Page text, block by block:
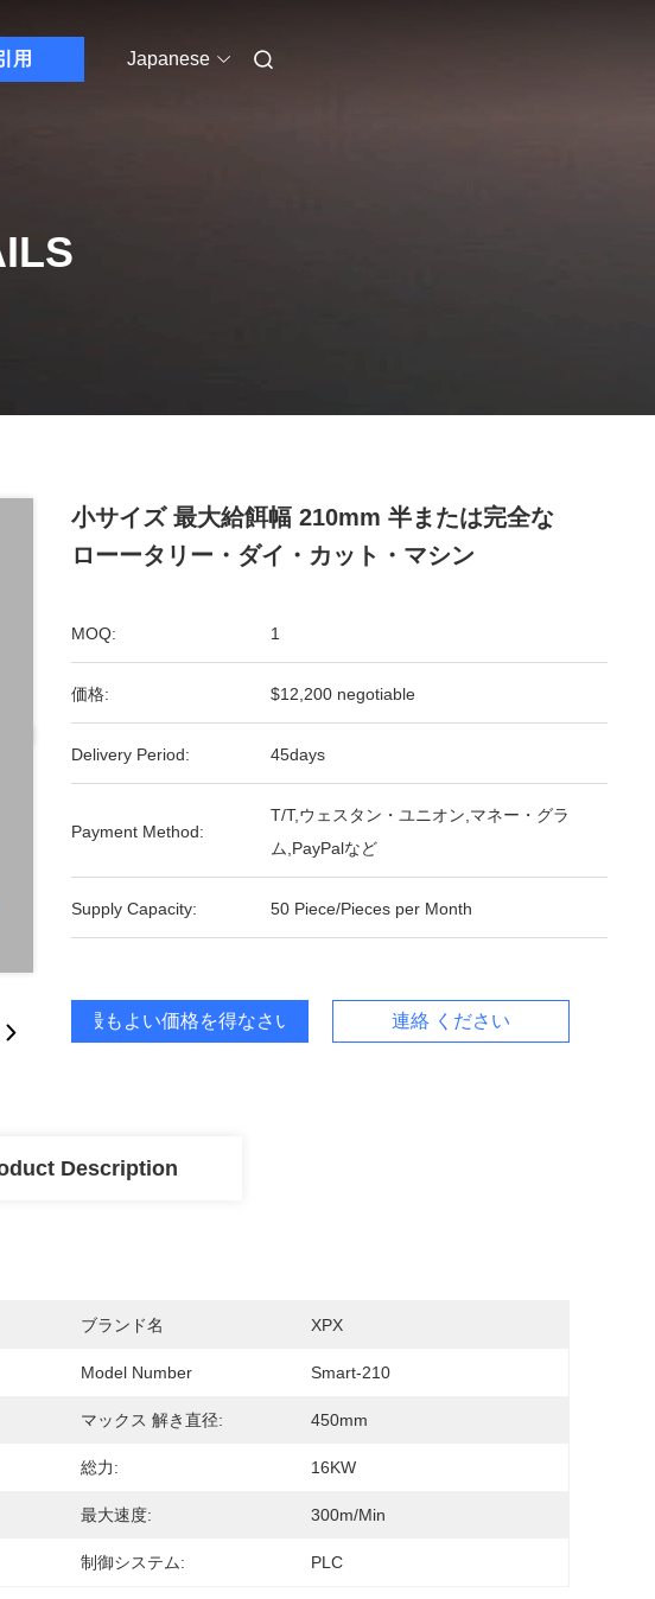
用 Japanese
小サイズ 最大給餌幅 210mm 半または完全な
ローータリー・ダイ・カット・マシン
MOQ: 1
価格: $12,200 negotiable
Delivery Period: 45days
Payment Method:
T/T,ウェスタン・ユニオン,マネー・グラ
ム,PayPalなど
Supply Capacity: 50 Piece/Pieces per Month
最もよい価格を得なさい 連絡 ください
Description
ブランド名 XPX
Model Number Smart-210
マックス 解き直径: 450mm
総力: 16KW
最大速度: 300m/min
制御システム: PLC